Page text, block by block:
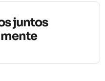
juntos